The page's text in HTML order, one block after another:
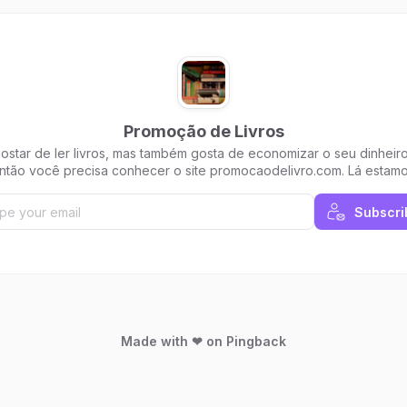
Promoção de Livros
de ler livros, mas também gosta de economizar o seu
você precisa conhecer o site promocaodelivro.com. Lá
Made with ❤ on Pingback